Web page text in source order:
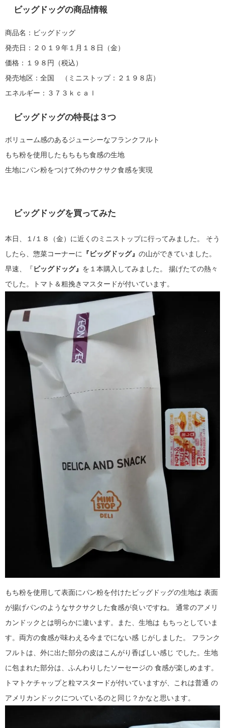
ビッグドッグの商品情報
商品名：ビッグドッグ
発売日：２０１９年１月１８日（金）
価格：１９８円（税込）
発売地区：全国 （ミニストップ：２１９８店）
エネルギー：３７３ｋｃａｌ
ビッグドッグの特長は３つ
ボリューム感のあるジューシーなフランクフルト
もち粉を使用したもちもち食感の生地
生地にパン粉をつけて外のサクサク食感を実現
ビッグドッグを買ってみた
本日、１/１８（金）に近くのミニストップに行ってみました。 そう
したら、惣菜コーナーに 『ビッグドッグ』 の山ができていました。
早速、『 ビッグドッグ』 を１本購入してみました。 揚げたての熱々
でした。トマト＆粗挽きマスタードが付いています。
もち粉を使用して表面にパン粉を付けたビッグドッグの生地は 表面
が揚げパンのようなサクサクした食感が良いですね。 通常のアメリ
カンドックとは明らかに違います。また、生地は もちっとしていま
す。両方の食感が味わえる今までにない感 じがしました。 フランク
フルトは、外に出た部分の皮はこんがり香ばしい感じ でした。生地
に包まれた部分は、ふんわりしたソーセージの 食感が楽しめます。
トマトケチャップと粒マスタードが付いていますが、これは普通 の
アメリカンドックについているのと同じ？かなと思います。